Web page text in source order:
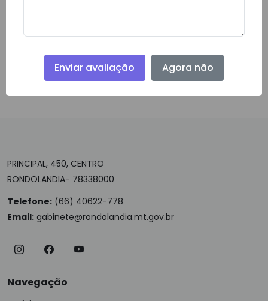
Download do Arquivo
PRINCIPAL, 450, CENTRO
RONDOLANDIA- 78338000
Telefone: (66) 40622-778
Email: gabinete@rondolandia.mt.gov.br
Navegação
Enviar avaliação Agora não